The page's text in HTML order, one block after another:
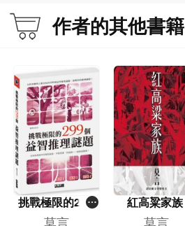
作者的其他書籍
挑戰極限的299
個益智推理謎題
莫言
紅高粱家族
莫言